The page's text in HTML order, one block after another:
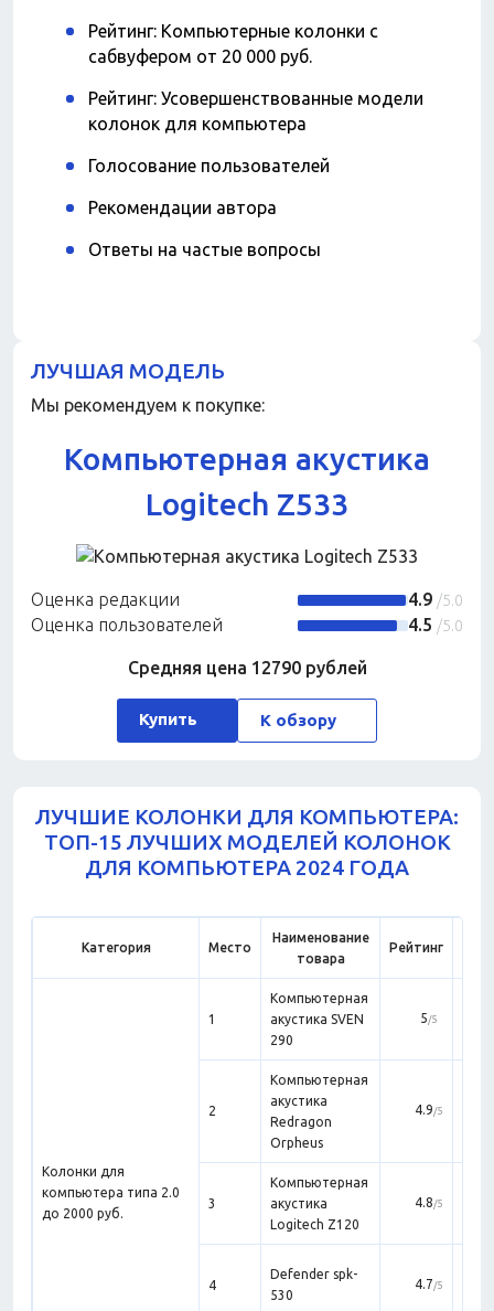
Рейтинг: Компьютерные колонки с
сабвуфером от 20 000 руб.
Рейтинг: Усовершенствованные модели
колонок для компьютера
Голосование пользователей
Рекомендации автора
Ответы на частые вопросы
ЛУЧШАЯ МОДЕЛЬ
Мы рекомендуем к покупке:
Компьютерная акустика
Logitech Z533
Оценка редакции 4.9 /5.0
Оценка пользователей 4.5 /5.0
Средняя цена 12790 рублей
Купить К обзору
ЛУЧШИЕ КОЛОНКИ ДЛЯ КОМПЬЮТЕРА:
ТОП-15 ЛУЧШИХ МОДЕЛЕЙ КОЛОНОК
ДЛЯ КОМПЬЮТЕРА 2024 ГОДА
Категория Место
Наименование
товара
Рейтинг
Колонки для
компьютера типа 2.0
до 2000 руб.
1
Компьютерная
акустика SVEN
290
5/5
2
Компьютерная
акустика
Redragon
Orpheus
4.9/5
3
Компьютерная
акустика
Logitech Z120
4.8/5
4
Defender spk-
530
4.7/5